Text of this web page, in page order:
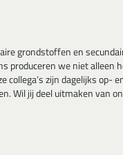
grondstoffen en
produceren we niet
zijn dagelijks op-
Wil jij deel uitmaken van